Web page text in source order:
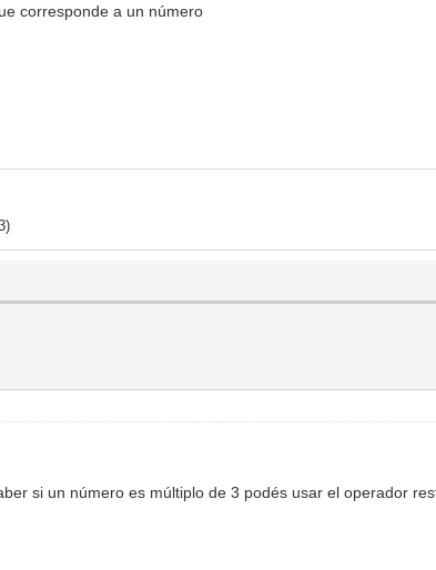
corresponde a un número
si un número es múltiplo de 3 podés usar el operador